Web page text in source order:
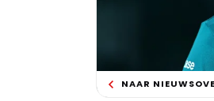
NAAR